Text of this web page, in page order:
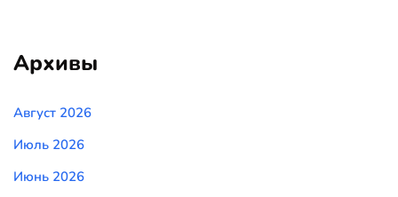
Архивы
Август 2026
Июль 2026
Июнь 2026